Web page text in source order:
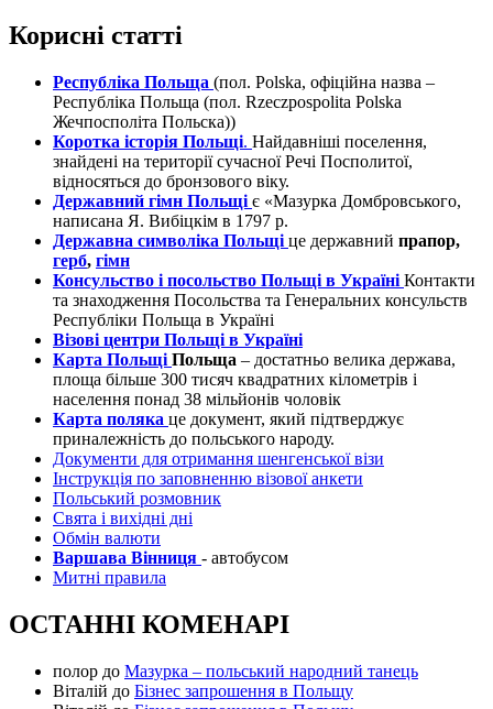
Корисні статті
Республіка Польща (пол. Polska, офіційна назва –
Республіка Польща (пол. Rzeczpospolita Polska
Жечпосполіта Польска))
Коротка історія Польщі. Найдавніші поселення,
знайдені на території сучасної Речі Посполитої,
відносяться до бронзового віку.
Державний гімн Польщі є «Мазурка Домбровського,
написана Я. Вибіцкім в 1797 р.
Державна символіка Польщі це державний прапор,
герб, гімн
Консульство і посольство Польщі в Україні Контакти
та знаходження Посольства та Генеральних консульств
Республіки Польща в Україні
Візові центри Польщі в Україні
Карта Польщі Польща – достатньо велика держава,
площа більше 300 тисяч квадратних кілометрів і
населення понад 38 мільйонів чоловік
Карта поляка це документ, який підтверджує
приналежність до польського народу.
Документи для отримання шенгенської візи
Інструкція по заповненню візової анкети
Польський розмовник
Свята і вихідні дні
Обмін валюти
Варшава Вінниця - автобусом
Митні правила
ОСТАННІ КОМЕНАРІ
полор до Мазурка – польський народний танець
Віталій до Бізнес запрошення в Польщу